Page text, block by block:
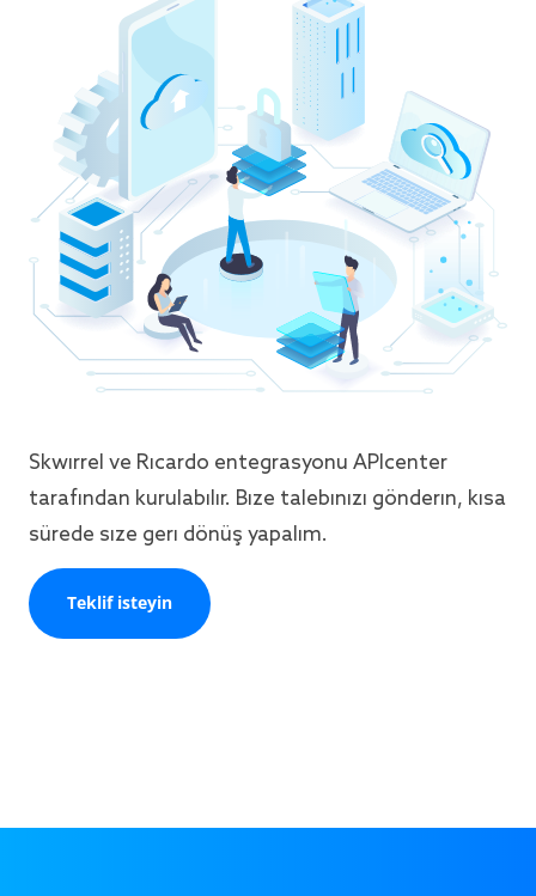
Skwirrel ve Ricardo entegrasyonu APIcenter
tarafından kurulabilir. Bize talebinizi gönderin, kısa
sürede size geri dönüş yapalım.
Teklif isteyin